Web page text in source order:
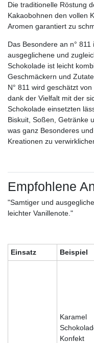
Die traditionelle Röstung
Kakaobohnen den vollen
Aromen garantiert zu
Das Besondere an n°
ausgeglichene und
Schokolade ist leicht
Geschmäckern und
N° 811 wird geschätzt
dank der Vielfalt mit der
Schokolade einsetzten
Biskuit, Soßen, Getränke
was ganz Besonderes
Kreationen zu
Empfohlene
"Samtiger und
leichter Vanillenote."
Einsatz Beispiel
Karamel
Konfekt